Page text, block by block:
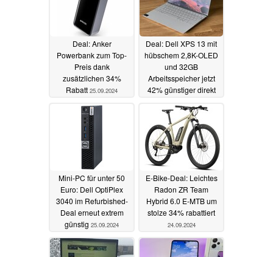
Deal: Anker
Powerbank zum Top-
Preis dank
zusätzlichen 34%
Rabatt 25.09.2024
Deal: Dell XPS 13 mit
hübschem 2,8K-OLED
und 32GB
Arbeitsspeicher jetzt
42% günstiger direkt
25.09.2024
Mini-PC für unter 50
Euro: Dell OptiPlex
3040 im Refurbished-
Deal erneut extrem
günstig 25.09.2024
E-Bike-Deal: Leichtes
Radon ZR Team
Hybrid 6.0 E-MTB um
stolze 34% rabattiert
24.09.2024